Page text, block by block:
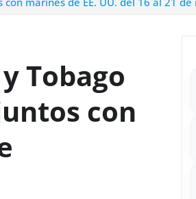
Tobago
con